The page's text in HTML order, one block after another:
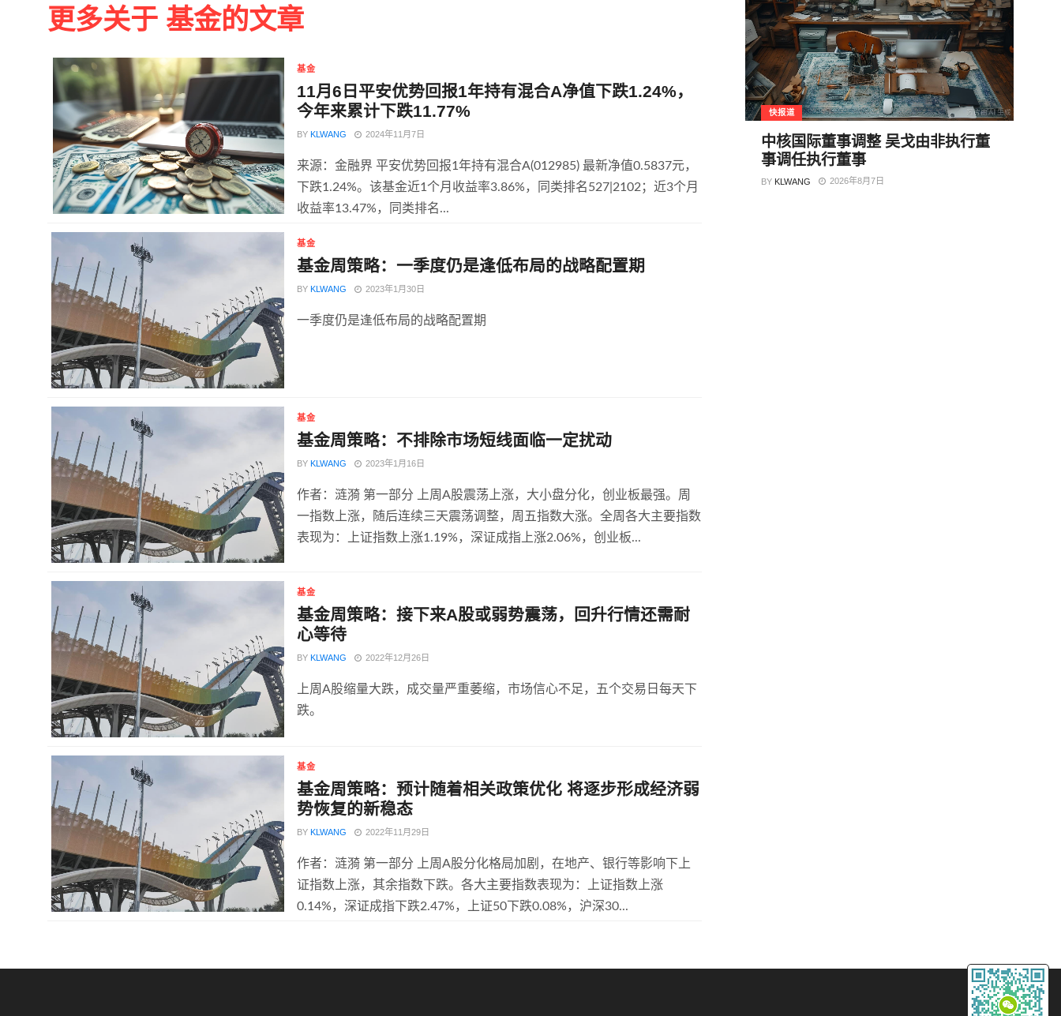
更多关于 基金的文章
基金
11月6日平安优势回报1年持有混合A净值下跌1.24%，
今年来累计下跌11.77%
BY KLWANG 2024年11月7日
来源：金融界 平安优势回报1年持有混合A(012985) 最新净值0.5837元，
下跌1.24%。该基金近1个月收益率3.86%，同类排名527|2102；近3个月
收益率13.47%，同类排名...
基金
基金周策略：一季度仍是逢低布局的战略配置期
BY KLWANG 2023年1月30日
一季度仍是逢低布局的战略配置期
基金
基金周策略：不排除市场短线面临一定扰动
BY KLWANG 2023年1月16日
作者：涟漪 第一部分 上周A股震荡上涨，大小盘分化，创业板最强。周
一指数上涨，随后连续三天震荡调整，周五指数大涨。全周各大主要指数
表现为：上证指数上涨1.19%，深证成指上涨2.06%，创业板...
基金
基金周策略：接下来A股或弱势震荡，回升行情还需耐
心等待
BY KLWANG 2022年12月26日
上周A股缩量大跌，成交量严重萎缩，市场信心不足，五个交易日每天下
跌。
基金
基金周策略：预计随着相关政策优化 将逐步形成经济弱
势恢复的新稳态
BY KLWANG 2022年11月29日
作者：涟漪 第一部分 上周A股分化格局加剧，在地产、银行等影响下上
证指数上涨，其余指数下跌。各大主要指数表现为：上证指数上涨
0.14%，深证成指下跌2.47%，上证50下跌0.08%，沪深30...
快报道
中核国际董事调整 吴戈由非执行董
事调任执行董事
BY KLWANG 2026年8月7日